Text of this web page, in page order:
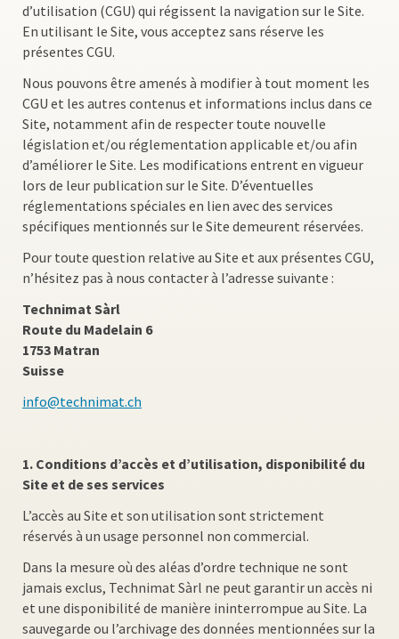
d’utilisation (CGU) qui régissent la navigation sur le Site.
En utilisant le Site, vous acceptez sans réserve les
présentes CGU.
Nous pouvons être amenés à modifier à tout moment les
CGU et les autres contenus et informations inclus dans ce
Site, notamment afin de respecter toute nouvelle
législation et/ou réglementation applicable et/ou afin
d’améliorer le Site. Les modifications entrent en vigueur
lors de leur publication sur le Site. D’éventuelles
réglementations spéciales en lien avec des services
spécifiques mentionnés sur le Site demeurent réservées.
Pour toute question relative au Site et aux présentes CGU,
n’hésitez pas à nous contacter à l’adresse suivante :
Technimat Sàrl
Route du Madelain 6
1753 Matran
Suisse
info@technimat.ch
1. Conditions d’accès et d’utilisation, disponibilité du
Site et de ses services
L’accès au Site et son utilisation sont strictement
réservés à un usage personnel non commercial.
Dans la mesure où des aléas d’ordre technique ne sont
jamais exclus, Technimat Sàrl ne peut garantir un accès ni
et une disponibilité de manière ininterrompue au Site. La
sauvegarde ou l’archivage des données mentionnées sur la